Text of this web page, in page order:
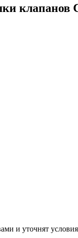
клапанов
и уточнят условия